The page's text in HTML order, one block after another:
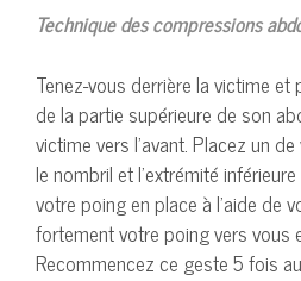
Technique des compressions
Tenez-vous derrière la victime
de la partie supérieure de son
victime vers l’avant. Placez un
le nombril et l’extrémité
votre poing en place à l’aide de
fortement votre poing vers vous
Recommencez ce geste 5 fois